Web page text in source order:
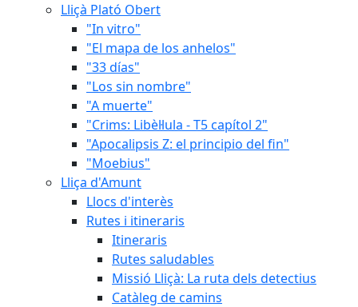
Lliçà Plató Obert
"In vitro"
"El mapa de los anhelos"
"33 días"
"Los sin nombre"
"A muerte"
"Crims: Libèl·lula - T5 capítol 2"
"Apocalipsis Z: el principio del fin"
"Moebius"
Lliça d'Amunt
Llocs d'interès
Rutes i itineraris
Itineraris
Rutes saludables
Missió Lliçà: La ruta dels detectius
Catàleg de camins